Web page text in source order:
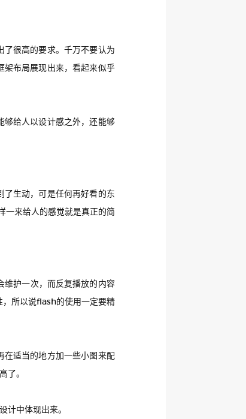
很高的要求。 千万不要认为
架布局展现出来，看起来似乎
够给人以设计感之外，还能够
了生动，可是任何再好看的东
一来给人的感觉就是真正的简
维护一次，而反复播放的内容
，所以说flash的使用一定要精
在适当的地方加一些小图来配
了。
计中体现出来。